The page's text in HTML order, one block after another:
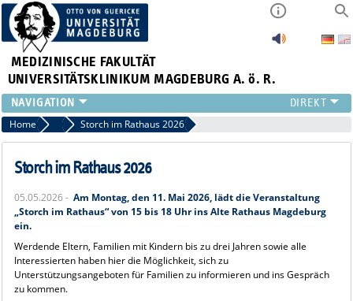
MEDIZINISCHE FAKULTÄT
UNIVERSITÄTSKLINIKUM MAGDEBURG A. ö. R.
INSTITUTE
KLINIKEN
ZENTRALE EINRICHTUNGEN
PRESSE
ÜBER UNS
INTERNATIONAL
INTRANET
Home News Storch im Rathaus 2026
Storch im Rathaus 2026
05.05.2026 - Am Montag, den 11. Mai 2026, lädt die Veranstaltung
„Storch im Rathaus“ von 15 bis 18 Uhr ins Alte Rathaus Magdeburg
ein.
Werdende Eltern, Familien mit Kindern bis zu drei Jahren sowie alle
Interessierten haben hier die Möglichkeit, sich zu
Unterstützungsangeboten für Familien zu informieren und ins Gespräch
zu kommen.